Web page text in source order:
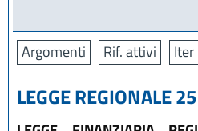
Argomenti Rif. attivi Iter
LEGGE REGIONALE